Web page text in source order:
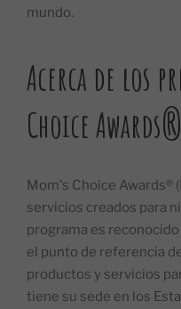
mundo.
Acerca de los
Choice Awards®
Mom's Choice Awards®
servicios creados para
programa es
el punto de referencia
productos y servicios
tiene su sede en los